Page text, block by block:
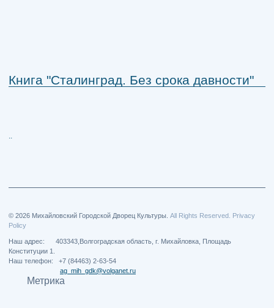
Книга "Сталинград. Без срока давности"
© 2026 Михайловский Городской Дворец Культуры. All Rights Reserved. Privacy
Policy
Наш адрес: 403343,Волгоградская область, г. Михайловка, Площадь
Конституции 1.
Наш телефон: +7 (84463) 2-63-54
ag_mih_gdk@volganet.ru
Метрика